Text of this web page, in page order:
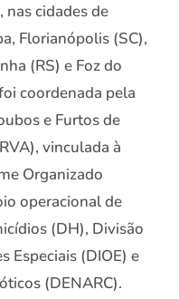
nas cidades de
Florianópolis (SC),
(RS) e Foz do
coordenada pela
e Furtos de
vinculada à
Organizado
operacional de
(DH), Divisão
Especiais (DIOE) e
(DENARC).